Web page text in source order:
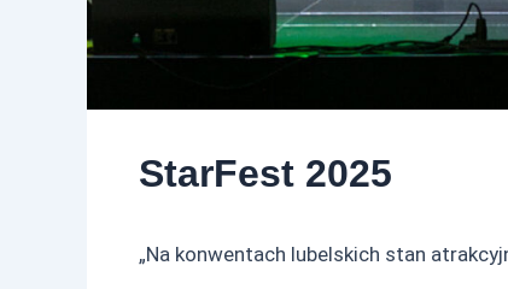
StarFest 2025
„Na konwentach lubelskich stan